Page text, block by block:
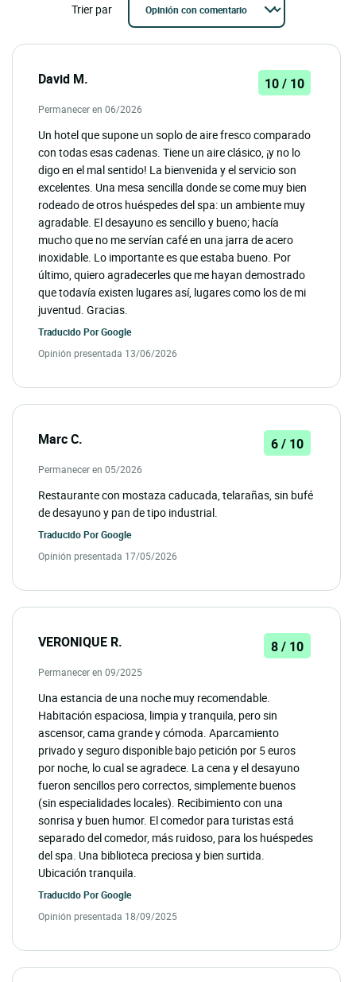
Trier par
David M. 10 / 10
Permanecer en 06/2026
Un hotel que supone un soplo de aire fresco comparado
con todas esas cadenas. Tiene un aire clásico, ¡y no lo
digo en el mal sentido! La bienvenida y el servicio son
excelentes. Una mesa sencilla donde se come muy bien
rodeado de otros huéspedes del spa: un ambiente muy
agradable. El desayuno es sencillo y bueno; hacía
mucho que no me servían café en una jarra de acero
inoxidable. Lo importante es que estaba bueno. Por
último, quiero agradecerles que me hayan demostrado
que todavía existen lugares así, lugares como los de mi
juventud. Gracias.
Traducido PorGoogle
Opinión presentada 13/06/2026
Marc C. 6 / 10
Permanecer en 05/2026
Restaurante con mostaza caducada, telarañas, sin bufé
de desayuno y pan de tipo industrial.
Traducido PorGoogle
Opinión presentada 17/05/2026
VERONIQUE R. 8 / 10
Permanecer en 09/2025
Una estancia de una noche muy recomendable.
Habitación espaciosa, limpia y tranquila, pero sin
ascensor, cama grande y cómoda. Aparcamiento
privado y seguro disponible bajo petición por 5 euros
por noche, lo cual se agradece. La cena y el desayuno
fueron sencillos pero correctos, simplemente buenos
(sin especialidades locales). Recibimiento con una
sonrisa y buen humor. El comedor para turistas está
separado del comedor, más ruidoso, para los huéspedes
del spa. Una biblioteca preciosa y bien surtida.
Ubicación tranquila.
Traducido PorGoogle
Opinión presentada 18/09/2025